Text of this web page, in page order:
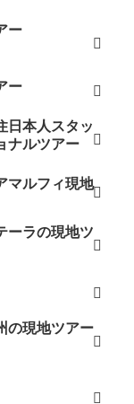
ー
ー
日本人スタッ
ナルツアー
マルフィ現地
ーラの現地ツ
の現地ツアー